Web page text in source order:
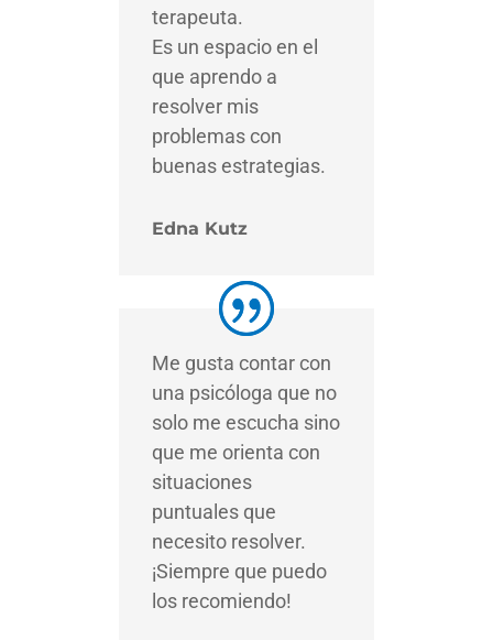
terapeuta.
Es un espacio en el
que aprendo a
resolver mis
problemas con
buenas estrategias.
Edna Kutz
Me gusta contar con
una psicóloga que no
solo me escucha sino
que me orienta con
situaciones
puntuales que
necesito resolver.
¡Siempre que puedo
los recomiendo!